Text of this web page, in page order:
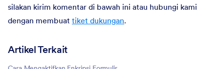
silakan kirim komentar di bawah ini atau hubungi kami
dengan membuat tiket dukungan.
Artikel Terkait